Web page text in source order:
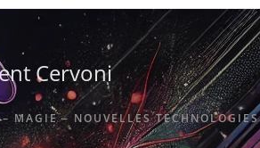
Cervoni
MAGIE – NOUVELLES TECHNOLOGIES